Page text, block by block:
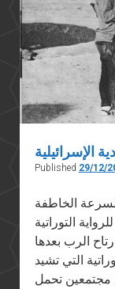
Published 29/12/
الخاطفة
التوراتية
الرب بعدها
التي تشيد
مجتمعين تحمل